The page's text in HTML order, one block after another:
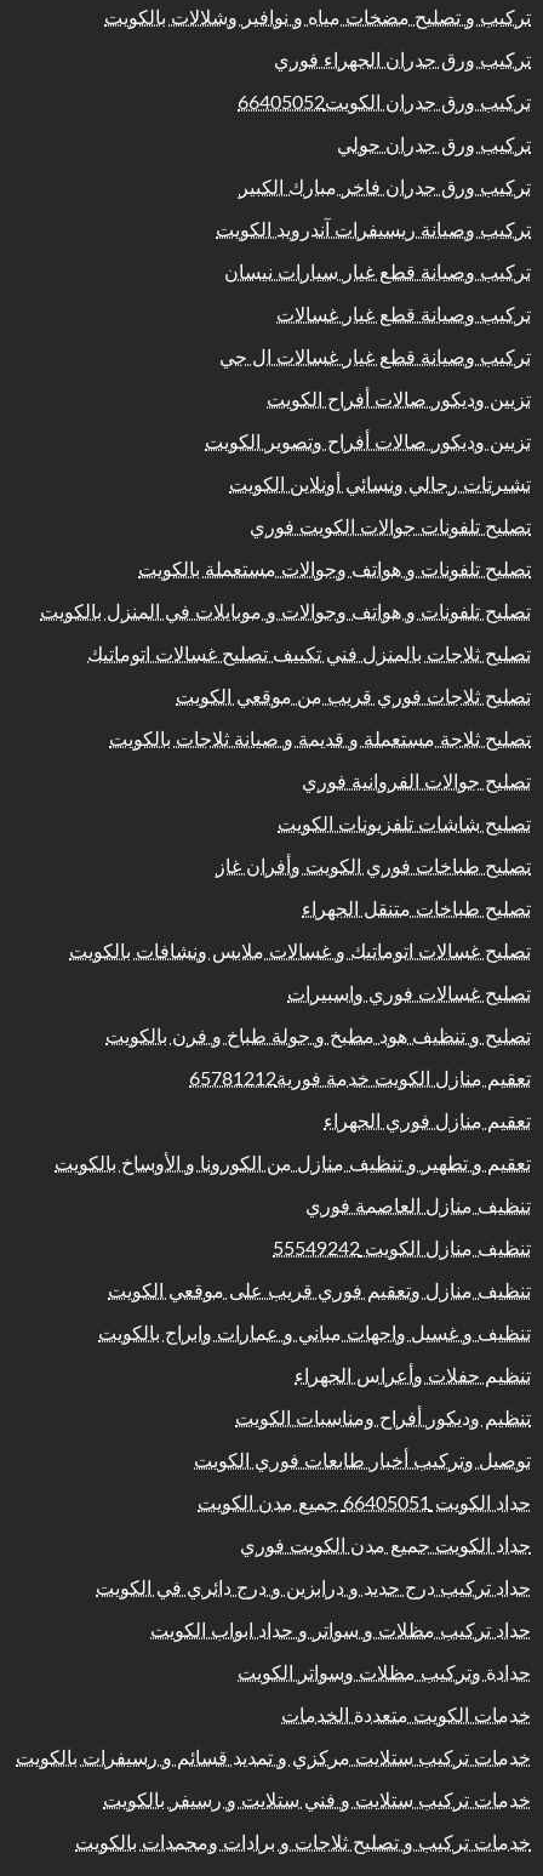
تركيب و تصليح مضخات مياه و نوافير وشلالات بالكويت
تركيب ورق جدران الجهراء فوري
تركيب ورق جدران الكويت66405052
تركيب ورق جدران حولي
تركيب ورق جدران فاخر مبارك الكبير
تركيب وصيانة ريسيفرات آندرويد الكويت
تركيب وصيانة قطع غيار سيارات نيسان
تركيب وصيانة قطع غيار غسالات
تركيب وصيانة قطع غيار غسالات ال جي
تزيين وديكور صالات أفراح الكويت
تزيين وديكور صالات أفراح وتصوير الكويت
تشيرتات رجالي ونسائي أونلاين الكويت
تصليح تلفونات جوالات الكويت فوري
تصليح تلفونات و هواتف وجوالات مستعملة بالكويت
تصليح تلفونات و هواتف وجوالات و موبايلات في المنزل بالكويت
تصليح ثلاجات بالمنزل فني تكييف تصليح غسالات اتوماتيك
تصليح ثلاجات فوري قريب من موقعي الكويت
تصليح ثلاجة مستعملة و قديمة و صيانة ثلاجات بالكويت
تصليح جوالات الفروانية فوري
تصليح شاشات تلفزيونات الكويت
تصليح طباخات فوري الكويت وأفران غاز
تصليح طباخات متنقل الجهراء
تصليح غسالات اتوماتيك و غسالات ملابس ونشافات بالكويت
تصليح غسالات فوري واسبيرات
تصليح و تنظيف هود مطبخ و جولة طباخ و فرن بالكويت
تعقيم منازل الكويت خدمة فورية65781212
تعقيم منازل فوري الجهراء
تعقيم و تطهير و تنظيف منازل من الكورونا و الأوساخ بالكويت
تنظيف منازل العاصمة فوري
تنظيف منازل الكويت 55549242
تنظيف منازل وتعقيم فوري قريب على موقعي الكويت
تنظيف و غسيل واجهات مباني و عمارات وابراج بالكويت
تنظيم حفلات وأعراس الجهراء
تنظيم وديكور أفراح ومناسبات الكويت
توصيل وتركيب أخبار طابعات فوري الكويت
حداد الكويت 66405051 جميع مدن الكويت
حداد الكويت جميع مدن الكويت فوري
حداد تركيب درج حديد و درابزين و درج دائري في الكويت
حداد تركيب مظلات و سواتر و حداد ابواب الكويت
حدادة وتركيب مظلات وسواتر الكويت
خدمات الكويت متعددة الخدمات
خدمات تركيب ستلايت مركزي و تمديد قسائم و رسيفرات بالكويت
خدمات تركيب ستلايت و فني ستلايت و رسيفر بالكويت
خدمات تركيب و تصليح ثلاجات و برادات ومجمدات بالكويت